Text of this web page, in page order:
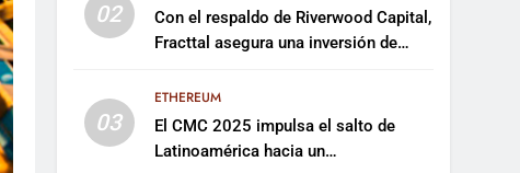
02
Con el respaldo de Riverwood Capital,
Fracttal asegura una inversión de
plataforma
03
ETHEREUM
El CMC 2025 impulsa el salto de
Latinoamérica hacia un